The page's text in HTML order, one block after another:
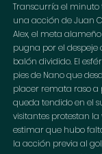
Transcurría el
una acción de Juan
Alex, el meta
pugna por el despeje
balón dividido. El
pies de Nano que
placer remata raso a
queda tendido en el
visitantes protestan
estimar que hubo
la acción previa al